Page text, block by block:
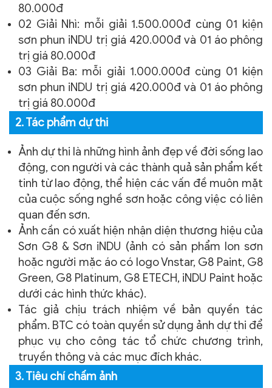
80.000đ
02 Giải Nhì: mỗi giải 1.500.000đ cùng 01 kiện
sơn phun iNDU trị giá 420.000đ và 01 áo phông
trị giá 80.000đ
03 Giải Ba: mỗi giải 1.000.000đ cùng 01 kiện
sơn phun iNDU trị giá 420.000đ và 01 áo phông
trị giá 80.000đ
2. Tác phẩm dự thi
Ảnh dự thi là những hình ảnh đẹp về đời sống lao
động, con người và các thành quả sản phẩm kết
tinh từ lao động, thể hiện các vấn đề muôn mặt
của cuộc sống nghề sơn hoặc công việc có liên
quan đến sơn.
Ảnh cần có xuất hiện nhận diện thương hiệu của
Sơn G8 & Sơn iNDU (ảnh có sản phẩm lon sơn
hoặc người mặc áo có logo Vnstar, G8 Paint, G8
Green, G8 Platinum, G8 ETECH, iNDU Paint hoặc
dưới các hình thức khác).
Tác giả chịu trách nhiệm về bản quyền tác
phẩm. BTC có toàn quyền sử dụng ảnh dự thi để
phục vụ cho công tác tổ chức chương trình,
truyền thông và các mục đích khác.
3. Tiêu chí chấm ảnh